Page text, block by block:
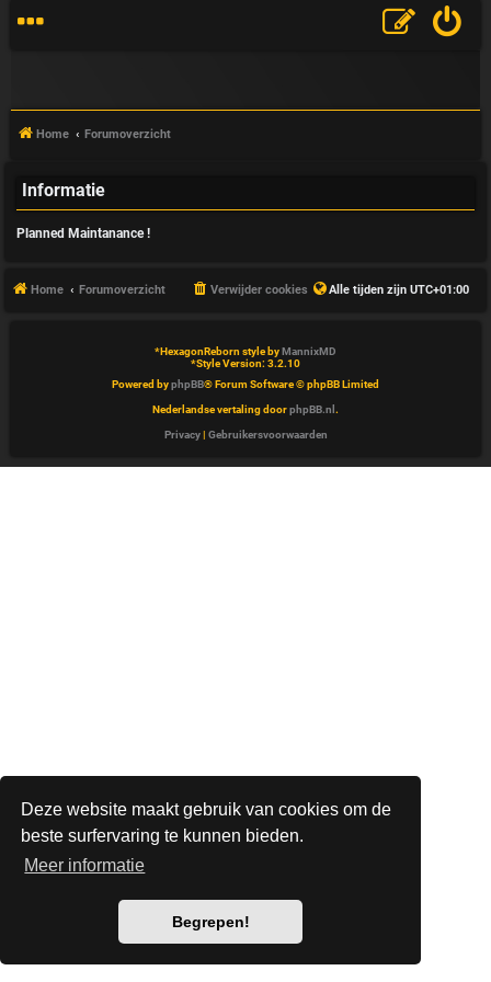
Deze website maakt gebruik van cookies om de
beste surfervaring te kunnen bieden.
Meer informatie
Begrepen!
V
A
Home Forumoverzicht
Informatie
Planned Maintanance !
Home Forumoverzicht Alle tijden zijn UTC+01:00
Verwijder cookies
*HexagonReborn style byMannixMD
*Style Version: 3.2.10
Powered byphpBB® Forum Software © phpBB Limited
Nederlandse vertaling doorphpBB.nl .
Privacy| Gebruikersvoorwaarden